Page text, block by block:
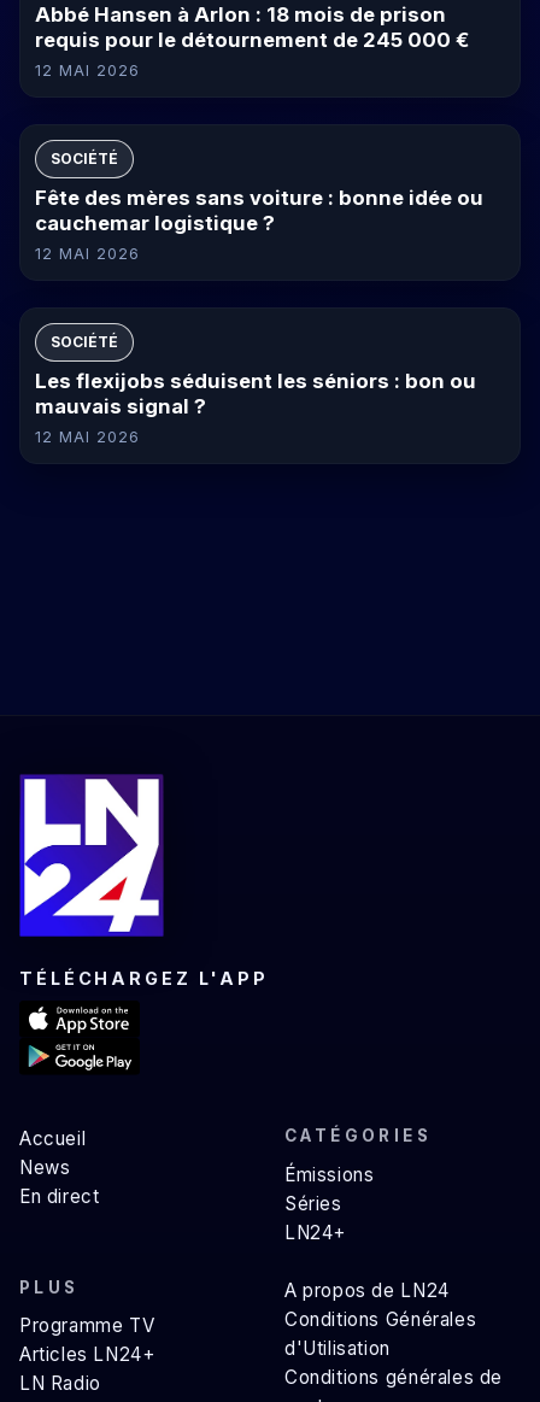
Abbé Hansen à Arlon : 18 mois de prison
requis pour le détournement de 245 000 €
12 MAI 2026
SOCIÉTÉ
Fête des mères sans voiture : bonne idée ou
cauchemar logistique ?
12 MAI 2026
SOCIÉTÉ
Les flexijobs séduisent les séniors : bon ou
mauvais signal ?
12 MAI 2026
TÉLÉCHARGEZ L'APP
Accueil
News
En direct
CATÉGORIES
Émissions
Séries
LN24+
PLUS
Programme TV
Articles LN24+
LN Radio
A propos de LN24
Conditions Générales
d'Utilisation
Conditions générales de